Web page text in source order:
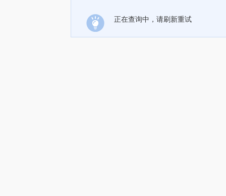
正在查询中，请刷新重试